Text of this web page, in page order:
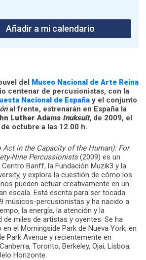
Añadir a mi calendario
del Museo Nacional de Arte Reina
centenar de percusionistas, con la
Nacional de España y el conjunto
al frente, estrenarán en España la
Luther Adams Inuksuit, de 2009, el
octubre a las 12.00 h.
Act in the Capacity of the Human): For
Nine Percussionists(2009) es un
Banff, la Fundación Muzik3 y la
y explora la cuestión de cómo los
pueden actuar creativamente en un
escala. Está escrita para ser tocada
músicos-percusionistas y ha nacido a
la energía, la atención y la
de miles de artistas y oyentes. Se ha
el Morningside Park de Nueva York, en
Park Avenue y recientemente en
Toronto, Berkeley, Ojai, Lisboa,
Horizonte.